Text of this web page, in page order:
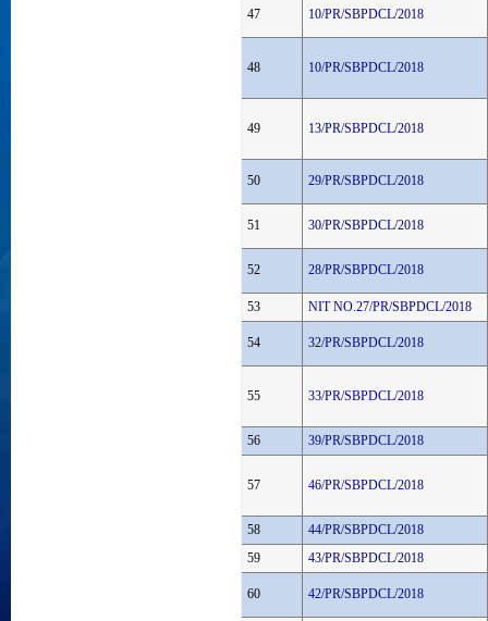
47 10/PR/SBPDCL/2018
48 10/PR/SBPDCL/2018
49 13/PR/SBPDCL/2018
50 29/PR/SBPDCL/2018
51 30/PR/SBPDCL/2018
52 28/PR/SBPDCL/2018
53 NIT NO.27/PR/SBPDCL/2018
54 32/PR/SBPDCL/2018
55 33/PR/SBPDCL/2018
56 39/PR/SBPDCL/2018
57 46/PR/SBPDCL/2018
58
44/PR/SBPDCL/2018
59
43/PR/SBPDCL/2018
60 42/PR/SBPDCL/2018